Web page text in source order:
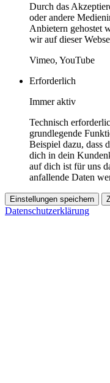
Durch das
oder andere
Anbietern gehostet
wir auf dieser
Vimeo, YouTube
Erforderlich
Immer aktiv
Technisch
grundlegende
Beispiel dazu, dass
dich in dein
auf dich ist für uns
anfallende Daten
Einstellungen speichern
Datenschutzerklärung